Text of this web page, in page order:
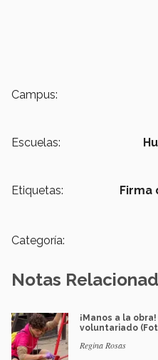
Campus:
Escuelas:
Etiquetas: Firma
Categoría:
Notas
¡Manos a la
voluntariado
Regina Rosas